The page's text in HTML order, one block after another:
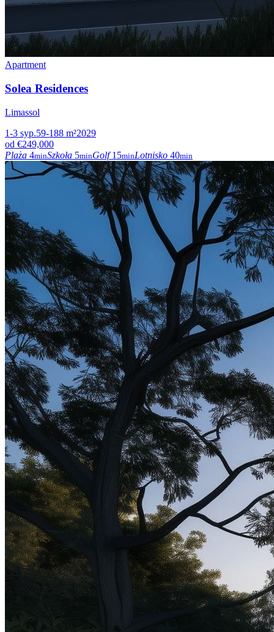
Apartment
Solea Residences
Limassol
1-3 syp.59-188 m²2029
od €249,000
Plaża 4minSzkoła 5minGolf 15minLotnisko 40min